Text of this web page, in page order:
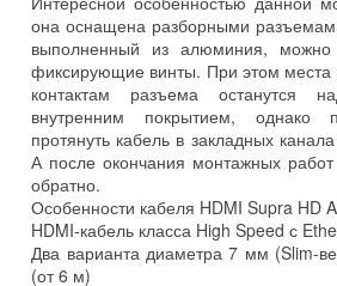
она оснащена разборными
выполненный из алюминия, можно
фиксирующие винты. При этом места
контактам разъема останутся
внутренним покрытием, однако
протянуть кабель в закладных
А после окончания монтажных
обратно.
Особенности кабеля HDMI Supra HD
HDMI-кабель класса High Speed с
Два варианта диаметра 7 мм (Slim-
(от 6 м)